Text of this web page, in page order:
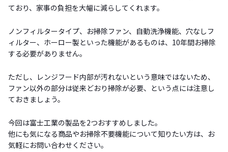
ており、家事の負担を大幅に減らしてくれます。
ノンフィルタータイプ、お掃除ファン、自動洗浄機能、穴なしフ
ィルター、ホーロー製といった機能があるものは、10年間お掃除
する必要がありません。
ただし、レンジフード内部が汚れないという意味ではないため、
ファン以外の部分は従来どおり掃除が必要、という点には注意し
ておきましょう。
今回は富士工業の製品を2つおすすめしました。
他にも気になる商品やお掃除不要機能について知りたい方は、お
気軽にお問い合わせください。